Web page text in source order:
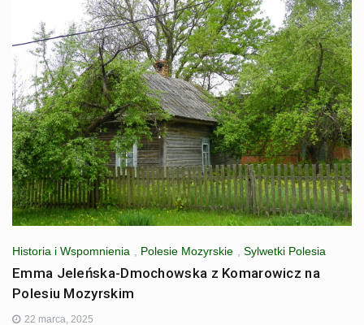
Historia i Wspomnienia Polesie Mozyrskie Sylwetki Polesia
Emma Jeleńska-Dmochowska z Komarowicz na
Polesiu Mozyrskim
22 marca, 2025